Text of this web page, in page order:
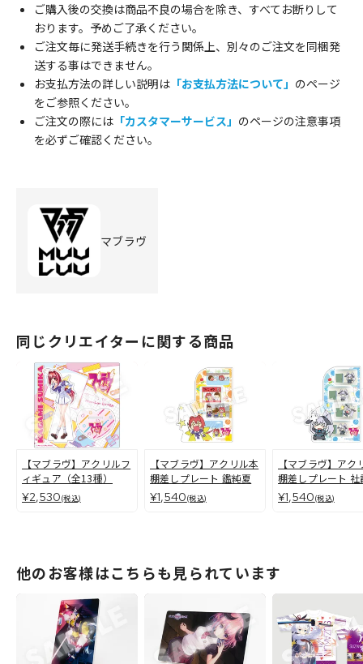
ご購入後の交換は商品不良の場合を除き、すべてお断りして
おります。予めご了承ください。
ご注文毎に発送手続きを行う関係上、別々のご注文を同梱発
送する事はできません。
お支払方法の詳しい説明は 「お支払方法について」 のページ
をご参照ください。
ご注文の際には 「カスタマーサービス」 のページの注意事項
を必ずご確認ください。
マブラヴ
同じクリエイターに関する商品
【マブラヴ】アクリルフ
ィギュア（全13種）
¥2,530(税込)
【マブラヴ】アクリル本
棚差しプレート 鑑純夏
¥1,540(税込)
【マブラヴ】アク
棚差しプレート 社
¥1,540(税込)
他のお客様はこちらも見られています